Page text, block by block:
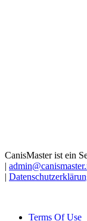
CanisMaster ist ein
|
|
Terms Of Use